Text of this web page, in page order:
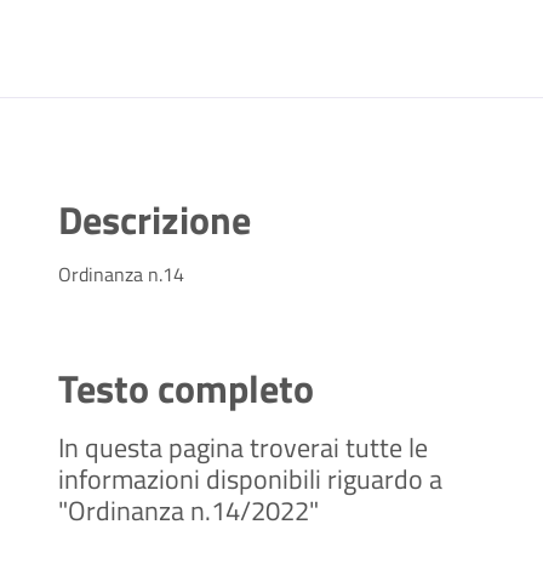
Descrizione
Ordinanza n.14
Testo completo
In questa pagina troverai tutte le
informazioni disponibili riguardo a
"Ordinanza n.14/2022"